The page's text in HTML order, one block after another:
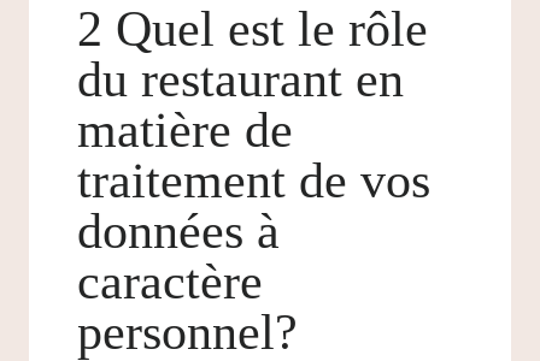
2 Quel est le rôle
du restaurant en
matière de
traitement de vos
données à
caractère
personnel?